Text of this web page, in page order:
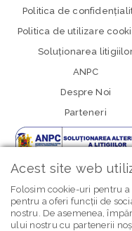
Politica de
Politica de utilizare
Soluționarea
ANPC
Despre Noi
Parteneri
Acest site web
Folosim cookie-uri pentru
pentru a oferi funcții de
nostru. De asemenea,
ului nostru cu partenerii